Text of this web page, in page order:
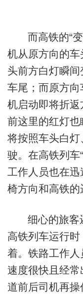
而高铁的“
机从原方向的
头前方白灯瞬
车尾；而原方向
机启动即将折
前这里的红灯
将按照车头白
驶。在高铁列车
工作人员也在
椅方向和高铁的
细心的旅客
高铁列车运行
着。铁路工作
速度很快且经
道前后司机再